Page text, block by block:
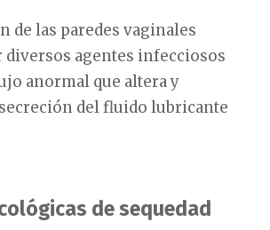
de las paredes vaginales
diversos agentes infecciosos
anormal que altera y
del fluido lubricante
de sequedad